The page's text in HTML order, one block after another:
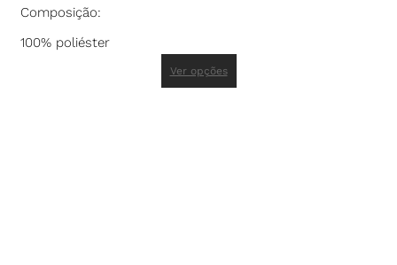
Composição:
100% poliéster
Ver opções